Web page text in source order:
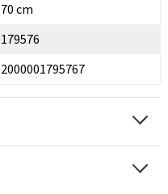
70 cm
179576
2000001795767